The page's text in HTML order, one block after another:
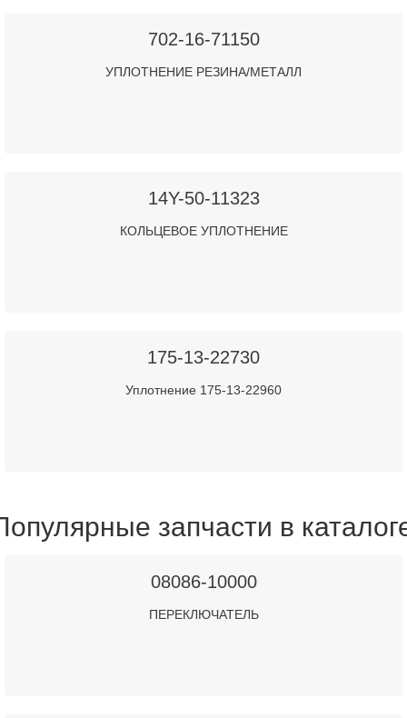
702-16-71150
УПЛОТНЕНИЕ РЕЗИНА/МЕТАЛЛ
14Y-50-11323
КОЛЬЦЕВОЕ УПЛОТНЕНИЕ
175-13-22730
Уплотнение 175-13-22960
запчасти в
08086-10000
ПЕРЕКЛЮЧАТЕЛЬ